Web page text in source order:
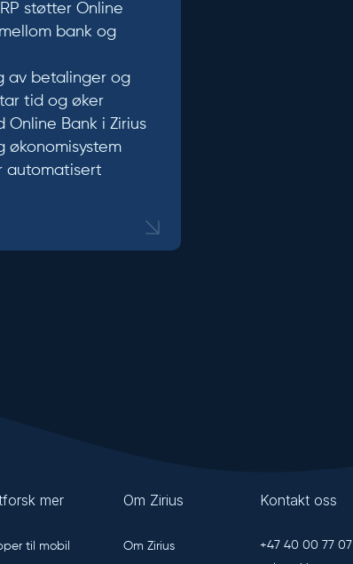
støtter Online
bank og
av betalinger og
tid og øker
Online Bank i Zirius
økonomisystem
automatisert
mer
til mobil
Om Zirius
Om Zirius
Kontakt oss
+47 40 00 77 07